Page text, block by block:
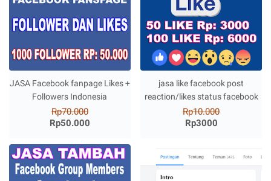
JASA Facebook fanpage Likes +
Followers Indonesia
Rp70.000
Rp50.000
jasa like facebook post
reaction/likes status facebook
Rp10.000
Rp3000